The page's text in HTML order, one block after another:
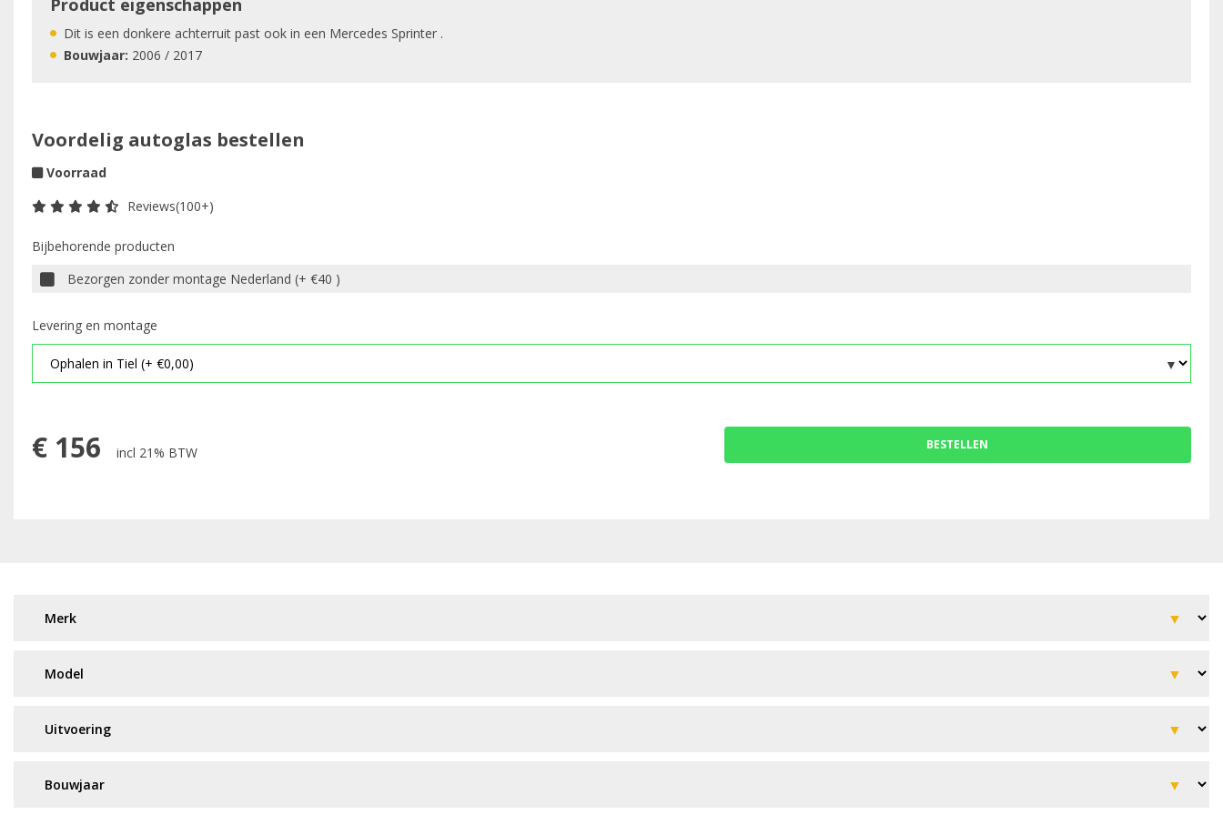
Product eigenschappen
Dit is een donkere achterruit past ook in een Mercedes Sprinter .
Bouwjaar: 2006 / 2017
Voordelig autoglas bestellen
Voorraad
Reviews(100+)
Bijbehorende producten
Bezorgen zonder montage Nederland (+ €40 )
Levering en montage
€ 156 incl 21% BTW BESTELLEN